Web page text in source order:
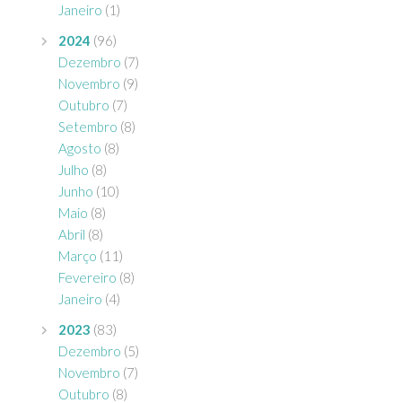
Janeiro (1)
2024 (96)
Dezembro (7)
Novembro (9)
Outubro (7)
Setembro (8)
Agosto (8)
Julho (8)
Junho (10)
Maio (8)
Abril (8)
Março (11)
Fevereiro (8)
Janeiro (4)
2023 (83)
Dezembro (5)
Novembro (7)
Outubro (8)